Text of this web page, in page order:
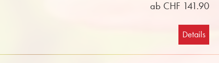
ab CHF 141.90
Details